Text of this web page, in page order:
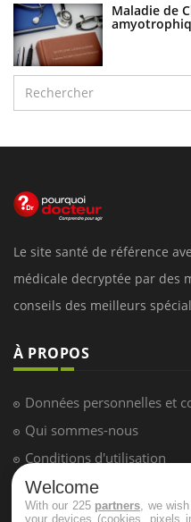
Maladie de
Le site santé de référence
médicale decryptée par des
conseils des meilleurs
À PROPOS
Données personnelles et
Qui sommes-nous
Conditions d'utilisation
Plan du site
Mentions Légales
Welcome
With our 225 partners , we
your devices (cookies, pixels